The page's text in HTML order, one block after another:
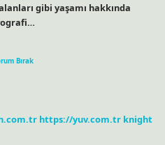
gibi yaşamı hakkında
Bırak
https://yuv.com.tr knight